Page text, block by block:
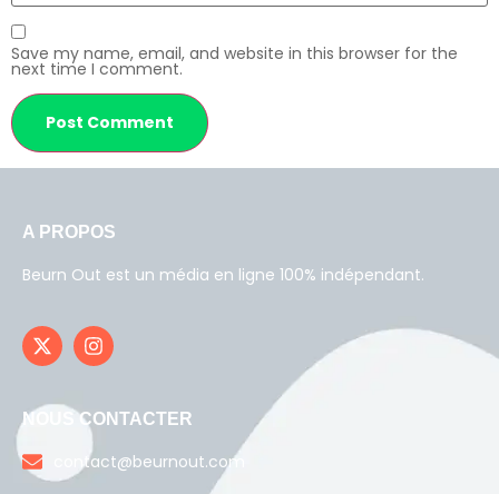
Save my name, email, and website in this browser for the
next time I comment.
A PROPOS
Beurn Out est un média en ligne 100% indépendant.
NOUS CONTACTER
contact@beurnout.com